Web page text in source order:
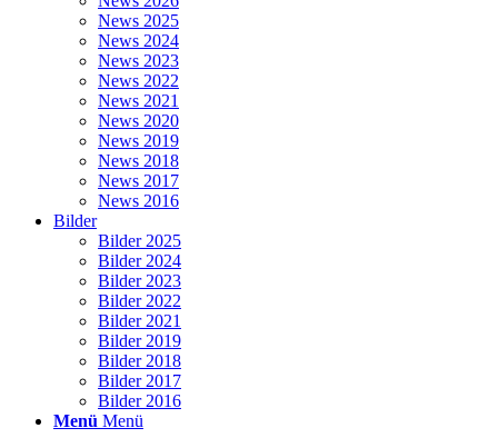
News 2025
News 2024
News 2023
News 2022
News 2021
News 2020
News 2019
News 2018
News 2017
News 2016
Bilder
Bilder 2025
Bilder 2024
Bilder 2023
Bilder 2022
Bilder 2021
Bilder 2019
Bilder 2018
Bilder 2017
Bilder 2016
Menü Menü